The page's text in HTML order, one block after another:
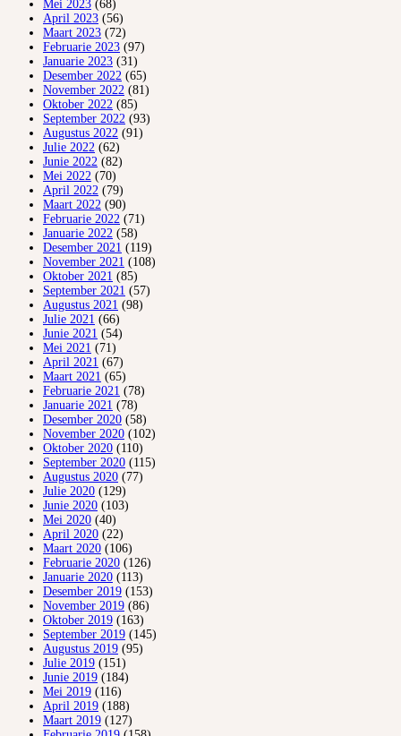
Mei 2023 (68)
April 2023 (56)
Maart 2023 (72)
Februarie 2023 (97)
Januarie 2023 (31)
Desember 2022 (65)
November 2022 (81)
Oktober 2022 (85)
September 2022 (93)
Augustus 2022 (91)
Julie 2022 (62)
Junie 2022 (82)
Mei 2022 (70)
April 2022 (79)
Maart 2022 (90)
Februarie 2022 (71)
Januarie 2022 (58)
Desember 2021 (119)
November 2021 (108)
Oktober 2021 (85)
September 2021 (57)
Augustus 2021 (98)
Julie 2021 (66)
Junie 2021 (54)
Mei 2021 (71)
April 2021 (67)
Maart 2021 (65)
Februarie 2021 (78)
Januarie 2021 (78)
Desember 2020 (58)
November 2020 (102)
Oktober 2020 (110)
September 2020 (115)
Augustus 2020 (77)
Julie 2020 (129)
Junie 2020 (103)
Mei 2020 (40)
April 2020 (22)
Maart 2020 (106)
Februarie 2020 (126)
Januarie 2020 (113)
Desember 2019 (153)
November 2019 (86)
Oktober 2019 (163)
September 2019 (145)
Augustus 2019 (95)
Julie 2019 (151)
Junie 2019 (184)
Mei 2019 (116)
April 2019 (188)
Maart 2019 (127)